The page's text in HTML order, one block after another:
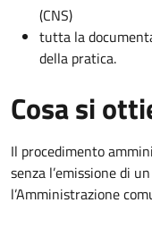
(CNS)
tutta la
della pratica.
Cosa si
Il procedimento
senza l’emissione di
l’Amministrazione